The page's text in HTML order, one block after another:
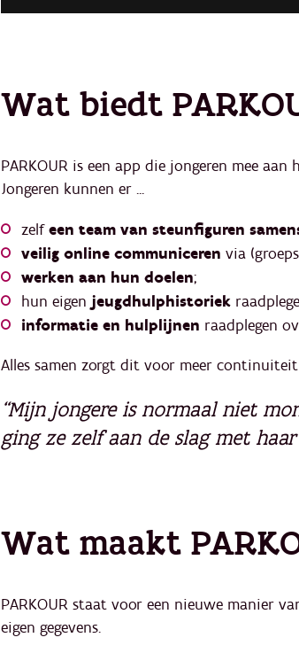
Wat biedt
PARKOUR is een app die jongeren mee
Jongeren kunnen er ...
zelfeen team van steunfiguren
veilig online communiceren via
werken aan hun doelen;
hun eigenjeugdhulphistoriek
informatie en hulplijnen raadplegen
Alles samen zorgt dit voor meer
“Mijn jongere is normaal niet
ging ze zelf aan de slag met haar
Wat maakt
PARKOUR staat voor een nieuwe manier
eigen gegevens.